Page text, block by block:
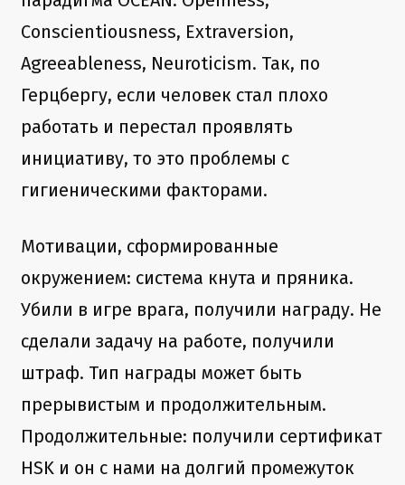
Conscientiousness, Extraversion,
Agreeableness, Neuroticism. Так, по
Герцбергу, если человек стал плохо
работать и перестал проявлять
инициативу, то это проблемы с
гигиеническими факторами.
Мотивации, сформированные
окружением: система кнута и пряника.
Убили в игре врага, получили награду. Не
сделали задачу на работе, получили
штраф. Тип награды может быть
прерывистым и продолжительным.
Продолжительные: получили сертификат
HSK и он с нами на долгий промежуток